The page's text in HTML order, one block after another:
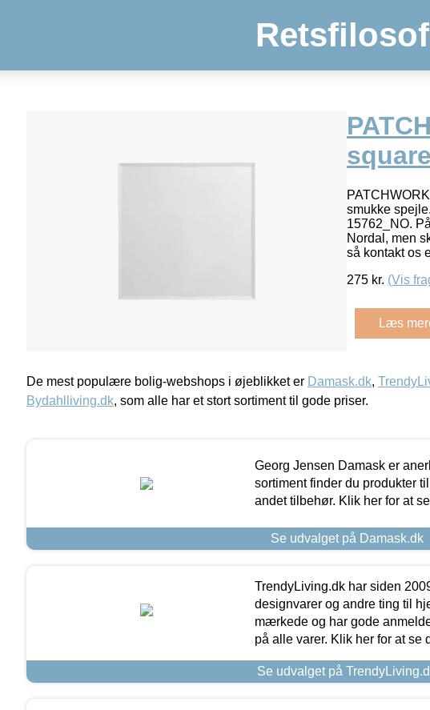
square
smukke
15762_NO.
Nordal, men
så kontakt os
275 kr. (Vis
Læs
De mest populære bolig-webshops i øjeblikket er Damask.dk,
Bydahlliving.dk, som alle har et stort sortiment til gode priser.
Georg Jensen Damask er
sortiment finder du produkter
andet tilbehør. Klik her for at
Se udvalget på Damask.dk
TrendyLiving.dk har siden
designvarer og andre ting til
mærkede og har gode
på alle varer. Klik her for at se
Se udvalget på